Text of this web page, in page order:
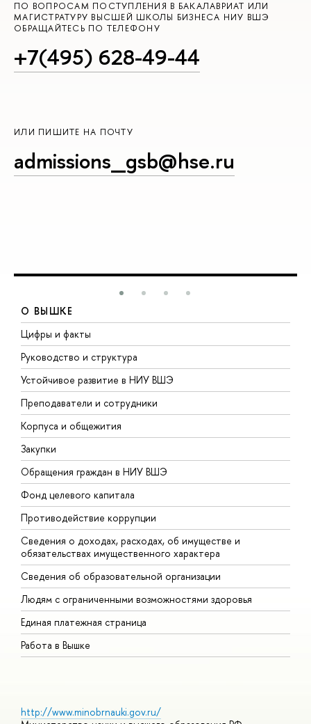
ПО ВОПРОСАМ ПОСТУПЛЕНИЯ В БАКАЛАВРИАТ ИЛИ
МАГИСТРАТУРУ ВЫСШЕЙ ШКОЛЫ БИЗНЕСА НИУ ВШЭ
ОБРАЩАЙТЕСЬ ПО ТЕЛЕФОНУ
+7(495) 628-49-44
ИЛИ ПИШИТЕ НА ПОЧТУ
admissions_gsb@hse.ru
О ВЫШКЕ
Цифры и факты
Руководство и структура
Устойчивое развитие в НИУ ВШЭ
Преподаватели и сотрудники
Корпуса и общежития
Закупки
Обращения граждан в НИУ ВШЭ
Фонд целевого капитала
Противодействие коррупции
Сведения о доходах, расходах, об имуществе и
обязательствах имущественного характера
Сведения об образовательной организации
Людям с ограниченными возможностями здоровья
Единая платежная страница
Работа в Вышке
http://www.minobrnauki.gov.ru/